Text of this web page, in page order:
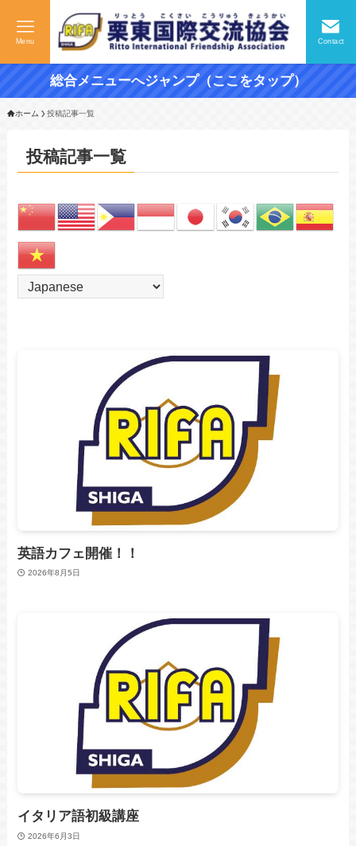
Contact
Menu
総合メニューへジャンプ（ここをタップ）
ホーム 投稿記事一覧
投稿記事一覧
英語カフェ開催！！
2026年8月5日
イタリア語初級講座
2026年6月3日